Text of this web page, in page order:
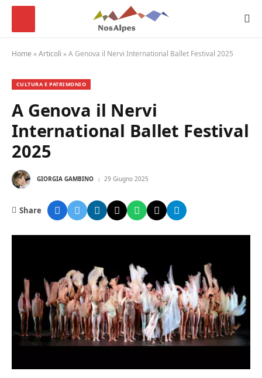
Home »Articoli »A Genova il Nervi International Ballet Festival 2025
CULTURA E PATRIMONIO
A Genova il Nervi
International Ballet Festival
2025
GIORGIA GAMBINO 29 Giugno 2025
Share